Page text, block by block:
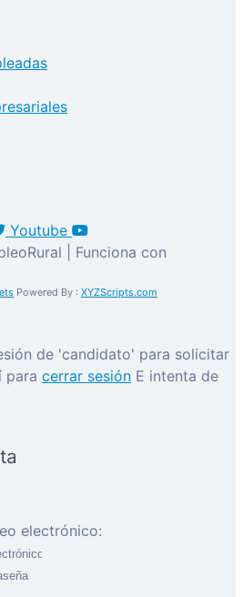
Youtube
| Funciona con
Powered By : XYZScripts.com
de 'candidato' para solicitar
para cerrar sesión E intenta de
electrónico: